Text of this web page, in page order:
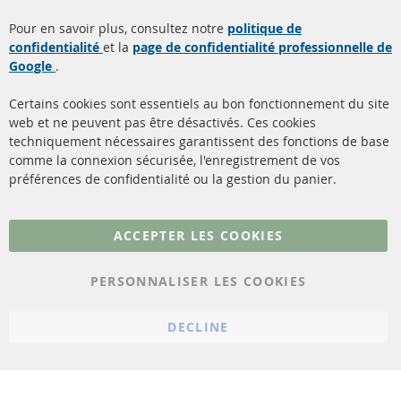
Filtres à particules diesel
(FPD)
Catalyseur (CAT)
Capteurs
Matériel de montage
à propos de nous
livraison
Contact
Résilier le contrat
Plus de liens
Conditions générales
Pour en savoir plus, consultez notre politique de
confidentialité et la page de confidentialité professionnelle de
Google .
Certains cookies sont essentiels au bon fonctionnement du site
web et ne peuvent pas être désactivés. Ces cookies
techniquement nécessaires garantissent des fonctions de base
comme la connexion sécurisée, l'enregistrement de vos
préférences de confidentialité ou la gestion du panier.
ACCEPTER LES COOKIES
PERSONNALISER LES COOKIES
DECLINE